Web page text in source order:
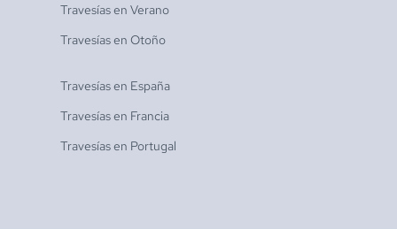
Travesías en Verano
Travesías en Otoño
Travesías en España
Travesías en Francia
Travesías en Portugal